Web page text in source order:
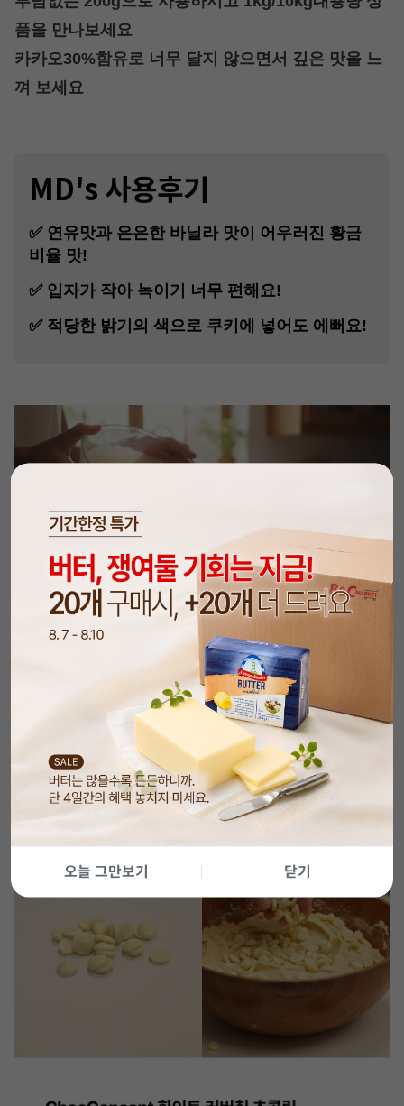
오늘 그만보기 닫기
품을 만나보세요
카카오30%함유로 너무 달지 않으면서 깊은 맛을 느
껴 보세요
MD's 사용후기
✅ 연유맛과 은은한 바닐라 맛이 어우러진 황금
비율 맛!
✅ 입자가 작아 녹이기 너무 편해요!
✅ 적당한 밝기의 색으로 쿠키에 넣어도 에뻐요!